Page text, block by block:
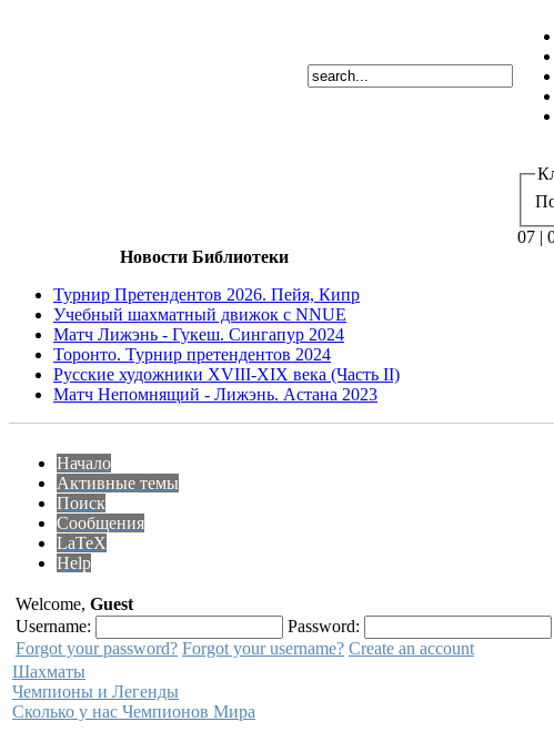
07 |
Новости Библиотеки
Турнир Претендентов 2026. Пейя, Кипр
Учебный шахматный движок с NNUE
Матч Лижэнь - Гукеш. Сингапур 2024
Торонто. Турнир претендентов 2024
Русские художники XVIII-XIX века (Часть II)
Матч Непомнящий - Лижэнь. Астана 2023
Начало
Активные темы
Поиск
Сообщения
LaTeX
Help
Welcome, Guest
Username:
Password:
Forgot your password? Forgot your username? Create an account
Шахматы
Чемпионы и Легенды
Сколько у нас Чемпионов Мира